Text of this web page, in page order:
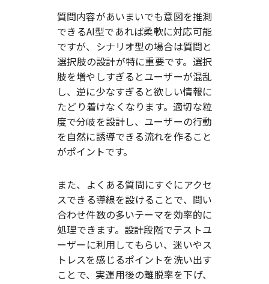
質問内容があいまいでも意図を推測
できるAI型であれば柔軟に対応可能
ですが、シナリオ型の場合は質問と
選択肢の設計が特に重要です。選択
肢を増やしすぎるとユーザーが混乱
し、逆に少なすぎると欲しい情報に
たどり着けなくなります。適切な粒
度で分岐を設計し、ユーザーの行動
を自然に誘導できる流れを作ること
がポイントです。
また、よくある質問にすぐにアクセ
スできる導線を設けることで、問い
合わせ件数の多いテーマを効率的に
処理できます。設計段階でテストユ
ーザーに利用してもらい、迷いやス
トレスを感じるポイントを洗い出す
ことで、実運用後の離脱率を下げ、